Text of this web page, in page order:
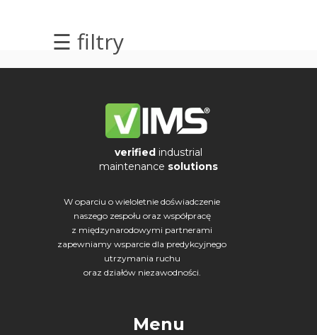
☰ filtry
elektrycznych
Wibrodiagnostyka
verified industrial
maintenance solutions
W oparciu o wieloletnie doświadczenie
naszego zespołu oraz współpracę
z międzynarodowymi partnerami
zapewniamy wsparcie dla predykcyjnego
utrzymania ruchu
oraz działów niezawodności.
Menu